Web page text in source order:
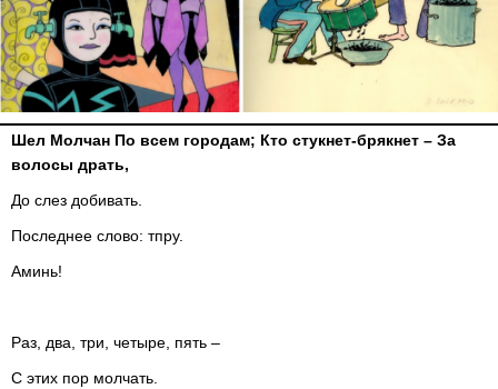
Шел Молчан По всем городам; Кто стукнет-брякнет – За
волосы драть,
До слез добивать.
Последнее слово: тпру.
Аминь!
Раз, два, три, четыре, пять –
С этих пор молчать.